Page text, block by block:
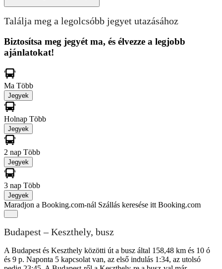
Találja meg a legolcsóbb jegyet utazásához
Biztosítsa meg jegyét ma, és élvezze a legjobb
ajánlatokat!
Ma Több
Jegyek
Holnap Több
Jegyek
2 nap Több
Jegyek
3 nap Több
Jegyek
Maradjon a Booking.com-nál Szállás keresése itt Booking.com
Budapest – Keszthely, busz
A Budapest és Keszthely közötti út a busz által 158,48 km és 10 ó
és 9 p. Naponta 5 kapcsolat van, az első indulás 1:34, az utolsó